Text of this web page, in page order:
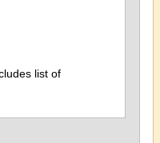
list of